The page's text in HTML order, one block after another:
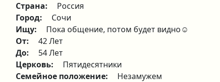
Страна:
Россия
Город:
Сочи
Ищу:
Пока общение, потом будет видно☺️
От:
42 Лет
До:
54 Лет
Церковь:
Пятидесятники
Семейное положение:
Незамужем